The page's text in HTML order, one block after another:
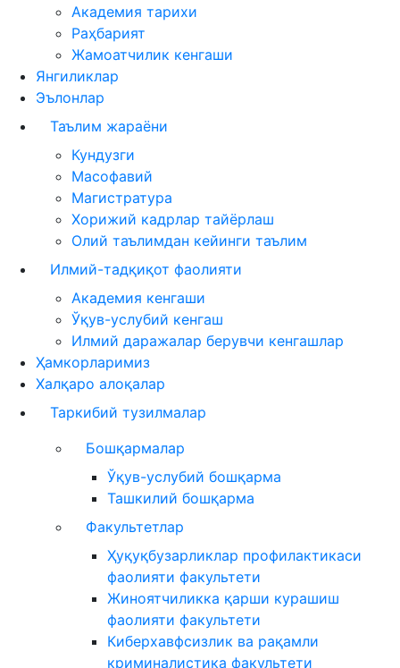
Академия тарихи
Раҳбарият
Жамоатчилик кенгаши
Янгиликлар
Эълонлар
Таълим жараёни
Кундузги
Масофавий
Магистратура
Хорижий кадрлар тайёрлаш
Олий таълимдан кейинги таълим
Илмий-тадқиқот фаолияти
Академия кенгаши
Ўқув-услубий кенгаш
Илмий даражалар берувчи кенгашлар
Ҳамкорларимиз
Халқаро алоқалар
Таркибий тузилмалар
Бошқармалар
Ўқув-услубий бошқарма
Ташкилий бошқарма
Факультетлар
Ҳуқуқбузарликлар профилактикаси
фаолияти факультети
Жиноятчиликка қарши курашиш
фаолияти факультети
Киберхавфсизлик ва рақамли
криминалистика факультети